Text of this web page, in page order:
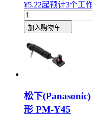
¥5.22起预计3个工
加入购物车
松下
形 PM-Y45